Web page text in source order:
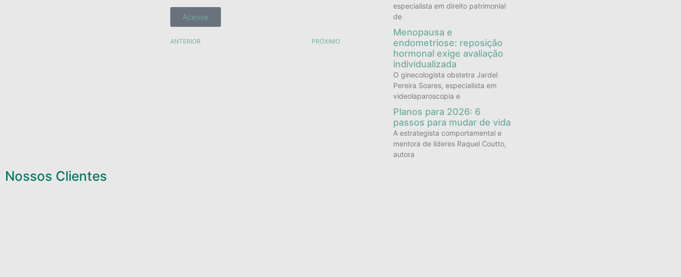
Acesse
ANTERIOR PRÓXIMO
especialista em direito patrimonial
de
Menopausa e
endometriose: reposição
hormonal exige avaliação
individualizada
O ginecologista obstetra Jardel
Pereira Soares, especialista em
videolaparoscopia e
Planos para 2026: 6
passos para mudar de vida
A estrategista comportamental e
mentora de líderes Raquel Coutto,
autora
Nossos Clientes